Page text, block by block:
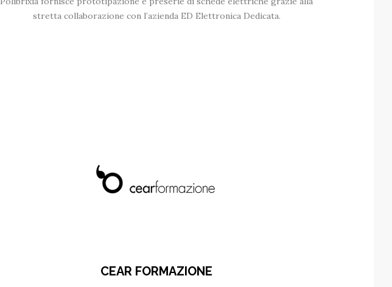
stretta collaborazione con l’azienda ED Elettronica Dedicata.
CEAR FORMAZIONE